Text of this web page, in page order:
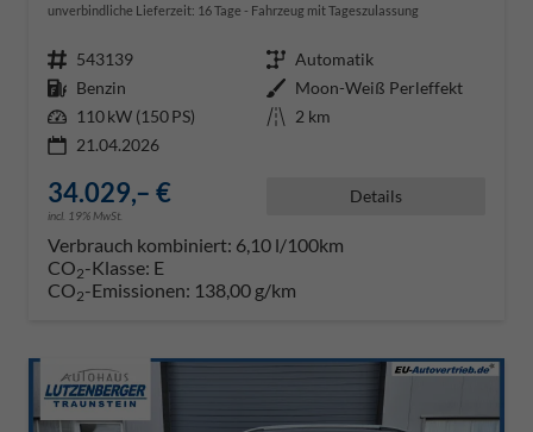
unverbindliche Lieferzeit: 16 Tage Fahrzeug mit Tageszulassung
Fahrzeugnr. 543139 Getriebe Automatik
Kraftstoff Benzin Außenfarbe Moon-Weiß Perleffekt
Leistung 110 kW (150 PS) Kilometerstand 2 km
21.04.2026
34.029,– €
incl. 19% MwSt.
Details
Verbrauch kombiniert: 6,10 l/100km
CO2-Klasse: E
CO2-Emissionen: 138,00 g/km